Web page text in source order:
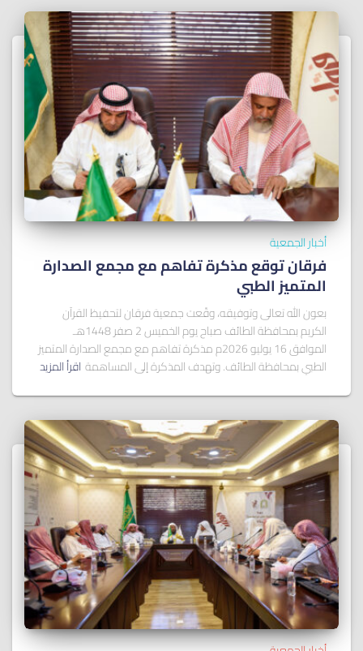
أخبار الجمعية
فرقان توقع مذكرة تفاهم مع مجمع الصدارة
المتميز الطبي
بعون الله تعالى وتوفيقه، وقّعت جمعية فرقان لتحفيظ القرآن
الكريم بمحافظة الطائف صباح يوم الخميس 2 صفر 1448هـ
الموافق 16 يوليو 2026م مذكرة تفاهم مع مجمع الصدارة المتميز
الطبي بمحافظة الطائف. وتهدف المذكرة إلى المساهمة اقرأ المزيد